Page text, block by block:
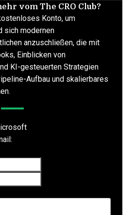
vom The CRO Club?
Konto, um
sich modernen
anzuschließen, die mit
Einblicken von
KI-gesteuerten Strategien
Aufbau und skalierbares